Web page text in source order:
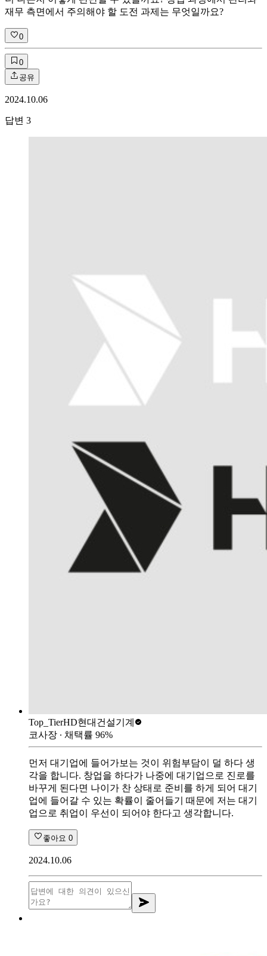
재무 측면에서 주의해야 할 도전 과제는 무엇일까요?
0
0
공유
2024.10.06
답변 3
Top_TierHD현대건설기계
코사장 ∙ 채택률 96%
먼저 대기업에 들어가보는 것이 위험부담이 덜 하다 생
각을 합니다. 창업을 하다가 나중에 대기업으로 진로를
바꾸게 된다면 나이가 찬 상태로 준비를 하게 되어 대기
업에 들어갈 수 있는 확률이 줄어들기 때문에 저는 대기
업으로 취업이 우선이 되어야 한다고 생각합니다.
좋아요 0
2024.10.06